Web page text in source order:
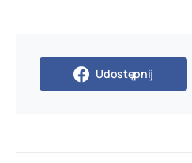
Udostępnij